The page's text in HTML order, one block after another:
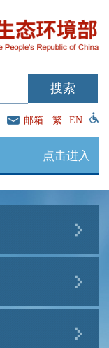
邮箱 繁 EN
点击进入
气质量预报会
2026-07-31